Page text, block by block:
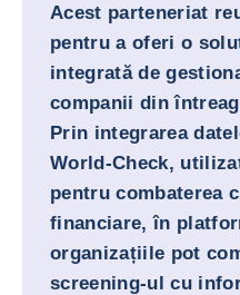
Acest parteneriat
pentru a oferi o
integrată de
companii din
Prin integrarea
World-Check,
pentru combaterea
financiare, în
organizațiile pot
screening-ul cu